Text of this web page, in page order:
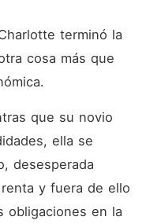
terminó la
cosa más que
que su novio
ella se
desesperada
y fuera de ello
obligaciones en la